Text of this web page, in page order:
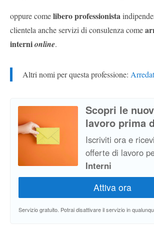
oppure comelibero professionista
clientela anche servizi di consulenza come
internionline.
Altri nomi per questa professione:
Scopri le
lavoro prima
Iscriviti ora e
offerte di lavoro
Interni
Servizio gratuito. Potrai disattivare il servizio in